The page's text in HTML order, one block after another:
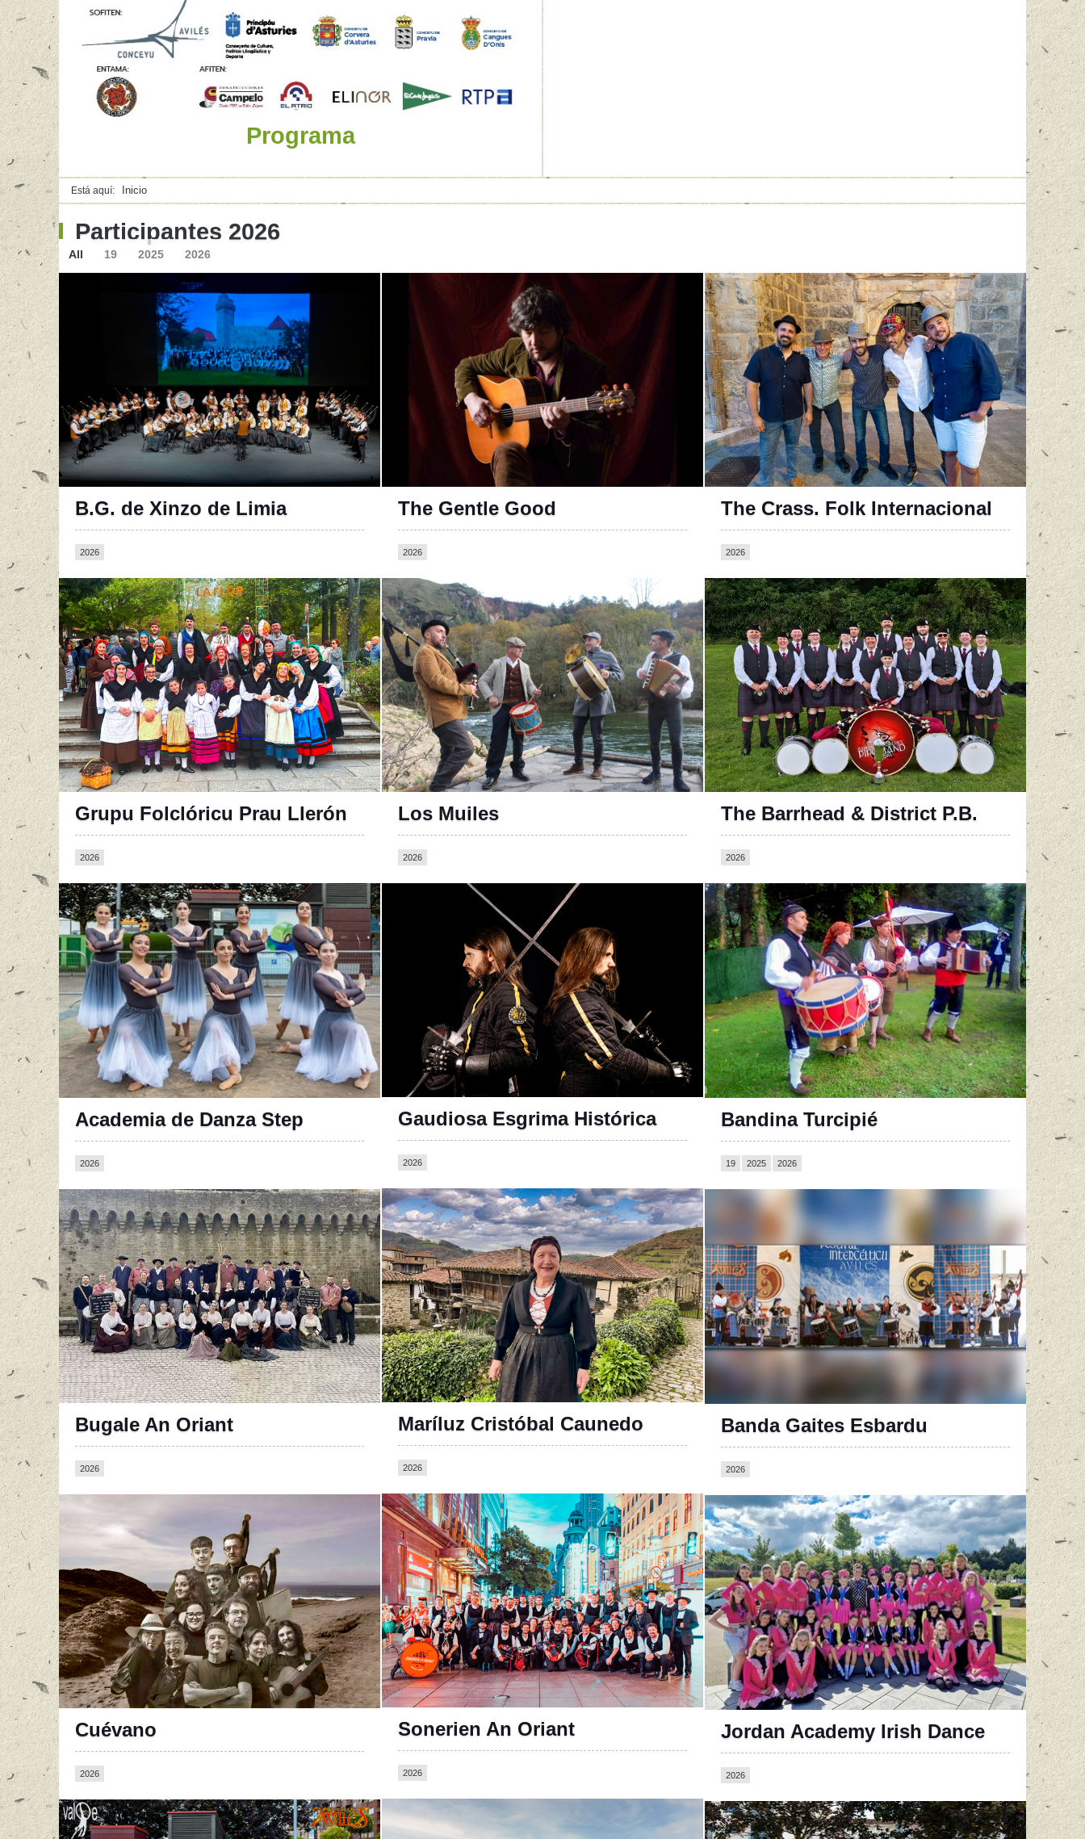
Programa
Está aquí: Inicio
Participantes 2026
All 19 2025 2026
Página oficial Facebook
B.G. de Xinzo de Limia
2026
The Gentle Good
2026
Página oficial en Facebook
The Crass. Folk Internacional
2026
Página oficial en Facebook
Grupu Folclóricu Prau Llerón
2026
https://www.instagram.com/bandina_los_muiles/
Los Muiles
2026
The Barrhead & District P.B.
2026
Academia de Danza Step
2026
La Escuela Gaudiosa Esgrima Histórica - Asturias
Gaudiosa Esgrima Histórica
2026
Bandina Turcipié
19 2025 2026
Maríluz Cristóbal Caunedo
2026
Bugale An Oriant
2026
Banda Gaites Esbardu
2026
Página oficial
Sonerien An Oriant
2026
Página oficial en Facebook
Cuévano
2026
Jordan Academy Irish Dance
2026
Página oficial Facebook